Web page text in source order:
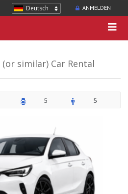
ANMELDEN
Deutsch
(or similar) Car Rental
5 5